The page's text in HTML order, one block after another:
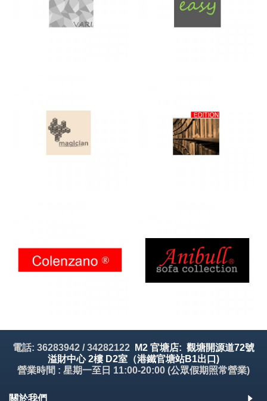
電話: 36283942 / 34282122
M2 官塘店: 觀塘開源道72號
溢財中心 2樓 D2室（港鐵官塘站B1出口)
營業時間 : 星期一至日 11:00-20:00 (公眾假期照常營業)
關於我們